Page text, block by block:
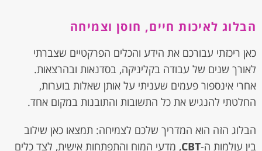
הבלוג לאיכות חיים, חוסן וצמיחה
כאן ריכזתי עבורכם את הידע והכלים הפרקטיים שצברתי
לאורך שנים של עבודה בקליניקה, בסדנאות ובהרצאות.
אחרי אינספור פעמים שעניתי על אותן שאלות בוערות,
החלטתי להנגיש את כל התשובות והתובנות במקום אחד.
הבלוג הזה הוא המדריך שלכם לצמיחה: תמצאו כאן שילוב
בין עולמות ה-CBT, מדעי המוח והתפתחות אישית, לצד כלים